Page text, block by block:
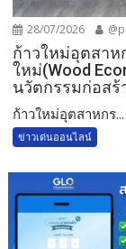
28/07/2026
ก้าวใหม่อุตสาห
ใหม่(Wood
นวัตกรรมก่อสร้
ก้าวใหม่อุตสาหกร...
ข่าวเด่นออนไลน์